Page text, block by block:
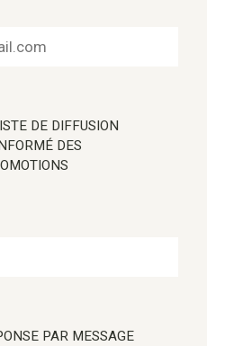
DE DIFFUSION
DES
PAR MESSAGE